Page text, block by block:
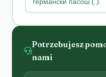
Potrzebujesz
nami